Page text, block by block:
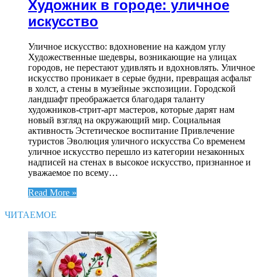
Художник в городе: уличное
искусство
Уличное искусство: вдохновение на каждом углу
Художественные шедевры, возникающие на улицах
городов, не перестают удивлять и вдохновлять. Уличное
искусство проникает в серые будни, превращая асфальт
в холст, а стены в музейные экспозиции. Городской
ландшафт преображается благодаря таланту
художников-стрит-арт мастеров, которые дарят нам
новый взгляд на окружающий мир. Социальная
активность Эстетическое воспитание Привлечение
туристов Эволюция уличного искусства Со временем
уличное искусство перешло из категории незаконных
надписей на стенах в высокое искусство, признанное и
уважаемое по всему…
Read More »
ЧИТАЕМОЕ